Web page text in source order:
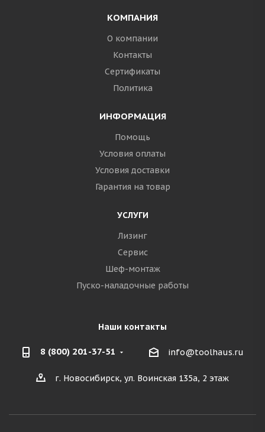
КОМПАНИЯ
О компании
Контакты
Сертификаты
Политика
ИНФОРМАЦИЯ
Помощь
Условия оплаты
Условия доставки
Гарантия на товар
УСЛУГИ
Лизинг
Сервис
Шеф-монтаж
Пуско-наладочные работы
Наши контакты
8 (800) 201-37-51 info@toolhaus.ru
г. Новосибирск, ул. Воинская 135а, 2 этаж